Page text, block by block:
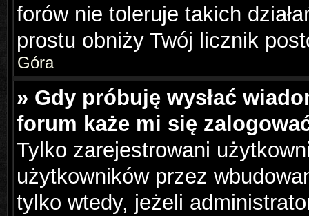
forów nie toleruje takich
prostu obniży Twój licznik
Góra
» Gdy próbuję wysłać
forum każe mi się
Tylko zarejestrowani
użytkowników przez
tylko wtedy, jeżeli